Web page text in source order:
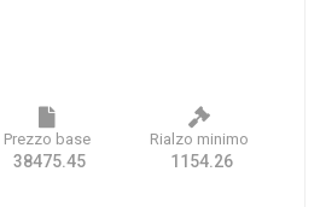
Prezzo base
38475.45
Rialzo minimo
1154.26